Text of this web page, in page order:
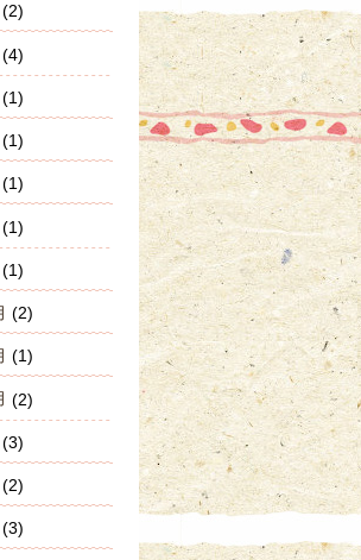
(2)
(4)
(1)
(1)
(1)
(1)
(1)
(2)
(1)
(2)
(3)
(2)
(3)